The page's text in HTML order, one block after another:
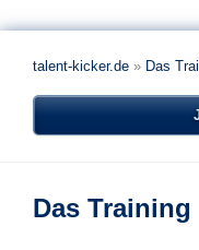
talent-kicker.de» Das
Das Training